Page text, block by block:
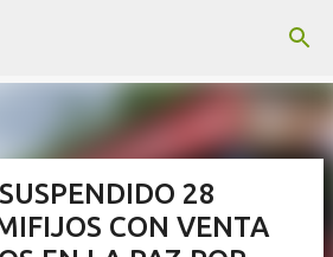
principal
28
CON VENTA